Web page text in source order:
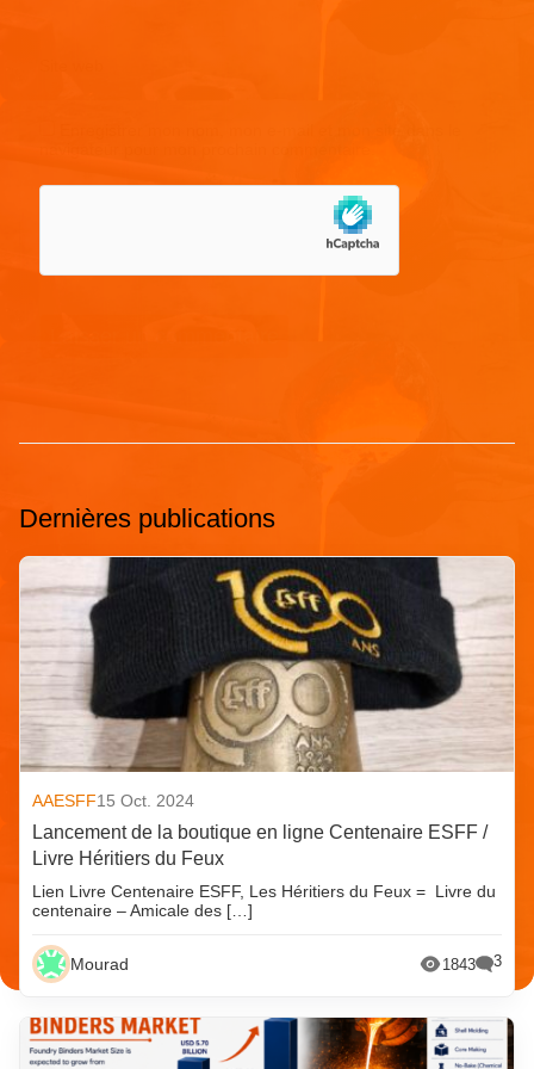
Dernières publications
AAESFF15 Oct. 2024
Lancement de la boutique en ligne Centenaire ESFF /
Livre Héritiers du Feux
Lien Livre Centenaire ESFF, Les Héritiers du Feux = Livre du
centenaire – Amicale des […]
Mourad 1843 3